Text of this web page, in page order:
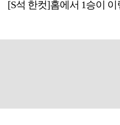
[S석 한컷]홈에서 1승이